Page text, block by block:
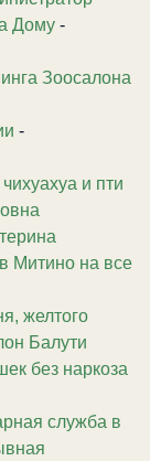
Дому -
Зоосалона
-
и пти
Митино на все
желтого
Балути
без наркоза
служба в